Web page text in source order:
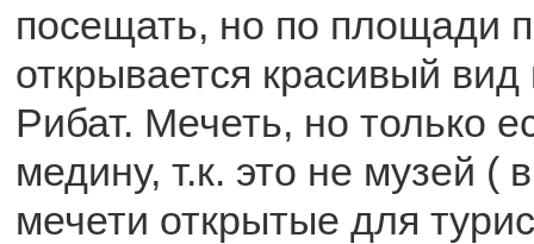
посещать, но по площади
открывается красивый вид
Рибат. Мечеть, но только
медину, т.к. это не музей (
мечети открытые для